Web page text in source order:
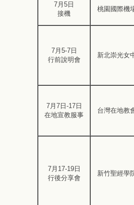
7月5日
接機
桃園國際機
7月5-7日
行前說明會
新北崇光女
7月7日-17日
在地宣教服事
台灣在地教
7月17-19日
行後分享會
新竹聖經學